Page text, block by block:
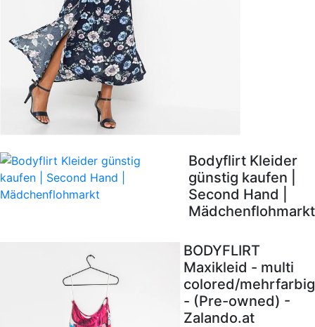
Bodyflirt Kleider
günstig kaufen |
Second Hand |
Mädchenflohmarkt
BODYFLIRT
Maxikleid - multi
colored/mehrfarbig
- (Pre-owned) -
Zalando.at